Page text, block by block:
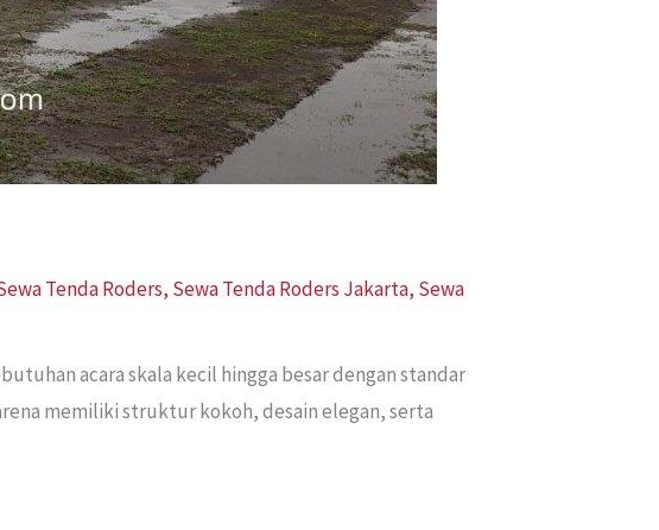
Tenda Roders, Sewa Tenda Roders Jakarta, Sewa
acara skala kecil hingga besar dengan standar
memiliki struktur kokoh, desain elegan, serta